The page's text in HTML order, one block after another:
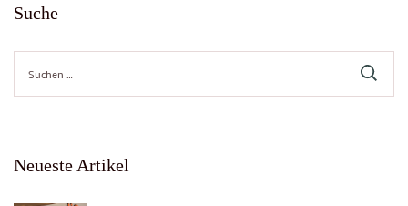
Suche
nach:
Neueste Artikel